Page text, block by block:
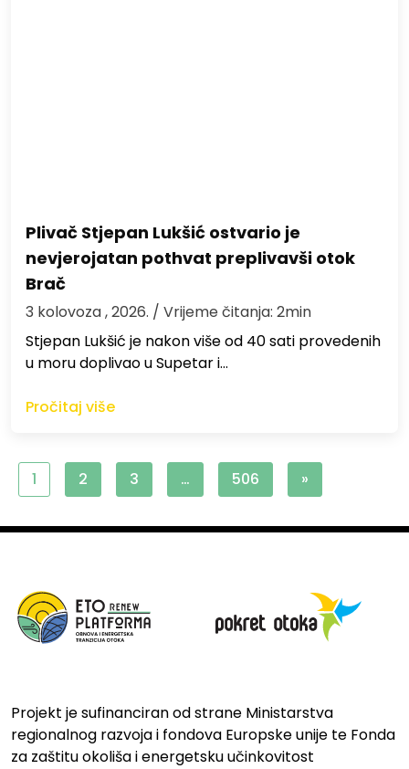
Plivač Stjepan Lukšić ostvario je
nevjerojatan pothvat preplivavši otok
Brač
3 kolovoza , 2026. / Vrijeme čitanja: 2min
St​jepan Lukšić je nakon više od 40 sati provedenih
u moru doplivao u Supetar i…
Pročitaj više
1 2 3 … 506 »
Projekt je sufinanciran od strane Ministarstva
regionalnog razvoja i fondova Europske unije te Fonda
za zaštitu okoliša i energetsku učinkovitost